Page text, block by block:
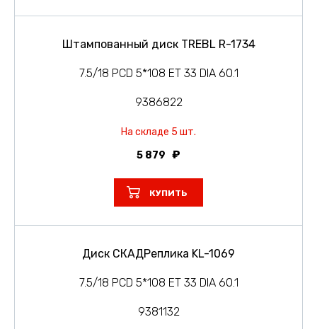
Штампованный диск TREBL R-1734
7.5/18 PCD 5*108 ET 33 DIA 60.1
9386822
На складе 5 шт.
5 879
КУПИТЬ
Диск СКАДРеплика KL-1069
7.5/18 PCD 5*108 ET 33 DIA 60.1
9381132